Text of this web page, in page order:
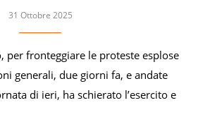
31 Ottobre 2025
per fronteggiare le proteste esplose
generali, due giorni fa, e andate
di ieri, ha schierato l’esercito e